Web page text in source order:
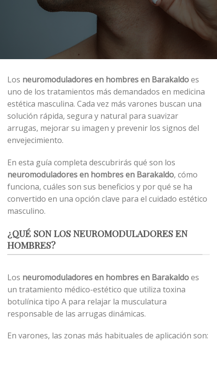
Los neuromoduladoresen hombresen Barakaldoes
uno de los tratamientos más demandados en medicina
estética masculina. Cada vez más varones buscan una
solución rápida, segura y natural para suavizar
arrugas, mejorar su imagen y prevenir los signos del
envejecimiento.
En esta guía completa descubrirás qué son los
neuromoduladores en hombres en Barakaldo, cómo
funciona, cuáles son sus beneficios y por qué se ha
convertido en una opción clave para el cuidado estético
masculino.
¿QUÉ SON LOS NEUROMODULADORES EN
HOMBRES?
Los neuromoduladoresen hombres en Barakaldoes
un tratamiento médico-estético que utiliza toxina
botulínica tipo A para relajar la musculatura
responsable de las arrugas dinámicas.
En varones, las zonas más habituales de aplicación son: